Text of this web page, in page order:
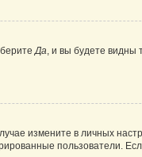
Да, и вы будете видны
измените в личных
пользователи.